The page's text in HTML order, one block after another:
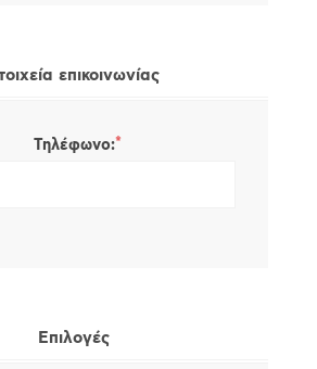
επικοινωνίας
Τηλέφωνο:*
Επιλογές